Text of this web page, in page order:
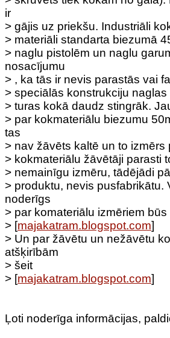
ir
> gājis uz priekšu. Industriāli
> materiāli standarta biezumā
> naglu pistolēm un naglu
nosacījumu
> , ka tās ir nevis parastās vai
> speciālās konstrukciju
> turas kokā daudz stingrāk.
> par kokmateriālu biezumu
tas
> nav žāvēts kaltē un to izmērs
> kokmateriālu žāvētāji parasti
> nemainīgu izmēru, tādējādi
> produktu, nevis pusfabrikātu.
noderīgs
> par komateriālu izmēriem būs
> [majakatram.blogspot.com]
> Un par žāvētu un nežāvētu
atšķirībām
> šeit
> [majakatram.blogspot.com]
Ļoti noderīga informācijas,